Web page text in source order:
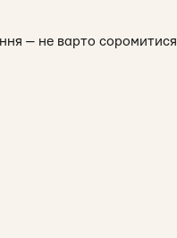
— не варто соромитися